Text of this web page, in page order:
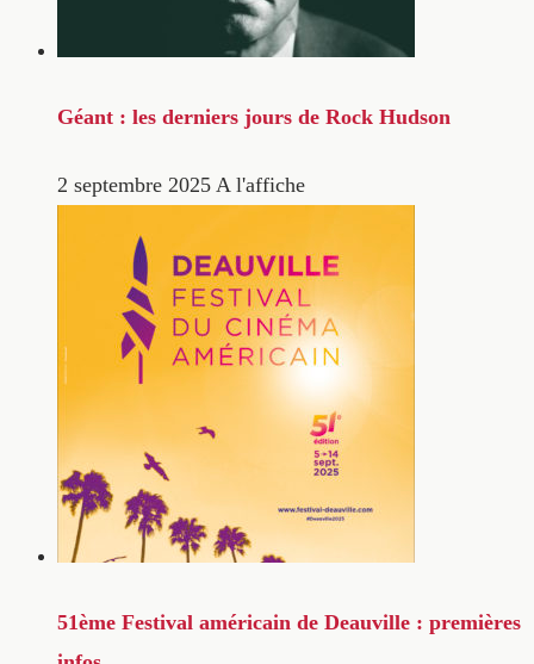
Géant : les derniers jours de Rock Hudson
2 septembre 2025 A l'affiche
51ème Festival américain de Deauville : premières